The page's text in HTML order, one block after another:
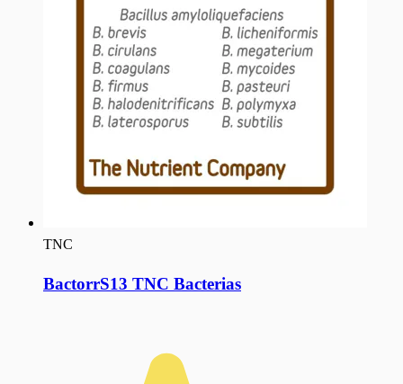
TNC
BactorrS13 TNC Bacterias